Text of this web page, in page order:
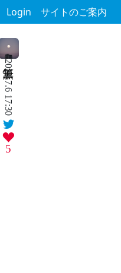
Login サイトのご案内
2024.7.6 17:30
5